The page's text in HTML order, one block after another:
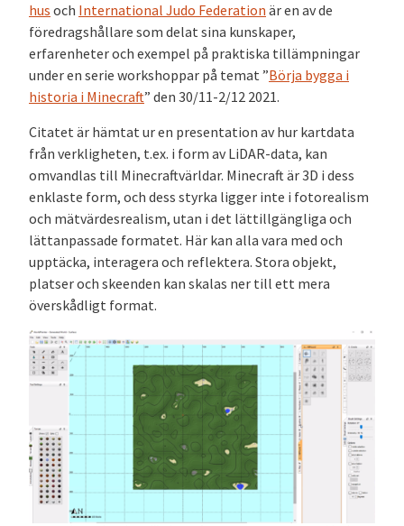
hus och International Judo Federation är en av de
föredragshållare som delat sina kunskaper,
erfarenheter och exempel på praktiska tillämpningar
under en serie workshoppar på temat ”Börja bygga i
historia i Minecraft” den 30/11-2/12 2021.
Citatet är hämtat ur en presentation av hur kartdata
från verkligheten, t.ex. i form av LiDAR-data, kan
omvandlas till Minecraftvärldar. Minecraft är 3D i dess
enklaste form, och dess styrka ligger inte i fotorealism
och mätvärdesrealism, utan i det lättillgängliga och
lättanpassade formatet. Här kan alla vara med och
upptäcka, interagera och reflektera. Stora objekt,
platser och skeenden kan skalas ner till ett mera
överskådligt format.